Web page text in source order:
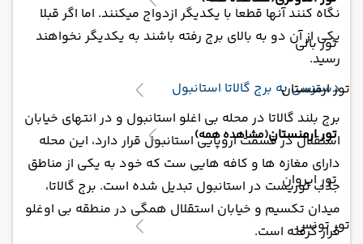
تور بالی
تور ارمنستان
تور ارمنستان(مشاهده همه)
تور ایروان
تور تونس
نگاه کنند آنها قطعا با یکدیگر ازدواج میکنند. اما اگر قبلا
یکی از آن دو به بالای برج رفته باشند به یکدیگر نخواهند
رسید.
دسترسی به برج گالاتا استانبول
برج بلند گالاتا در محله بی اغلو استانبول و در انتهای خیابان
استقلال در قسمت اروپایی استانبول قرار دارد، این محله
دارای مغازه ها و کافه هایی ست که خود به یکی از مناطق
جذب توریست در استانبول تبدیل شده است. برج گالاتا،
میدان تکسیم و خیابان استقلال همگی در منطقه بی اوغلو
قرار گرفته است.